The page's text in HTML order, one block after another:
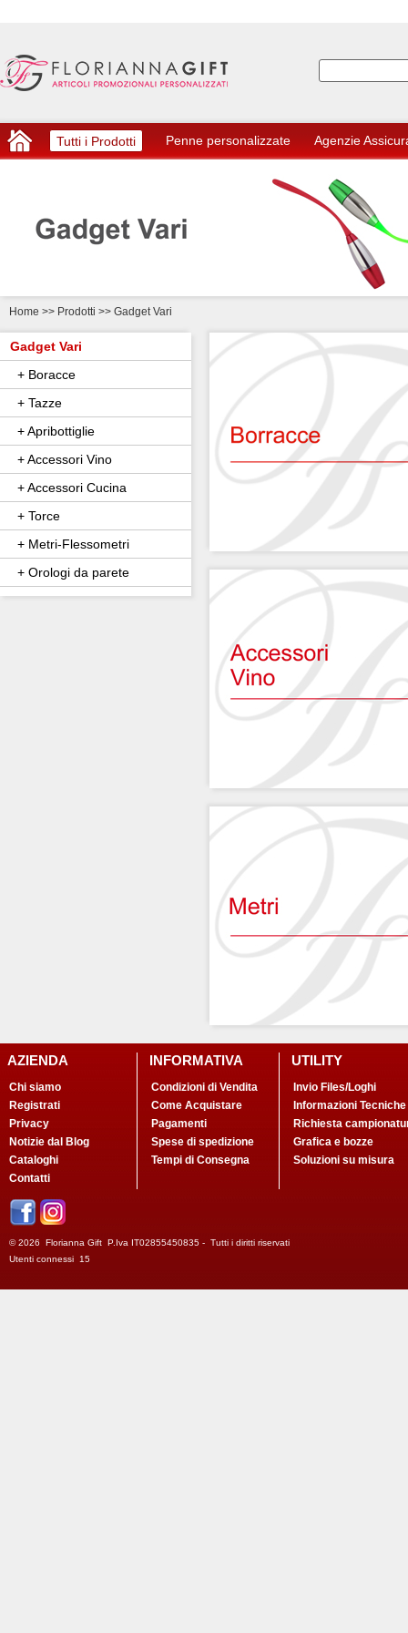
Tutti i Prodotti Penne personalizzate Agenzie
Home >> Prodotti >> Gadget Vari
Gadget Vari
+ Boracce
+ Tazze
+ Apribottiglie
+ Accessori Vino
+ Accessori Cucina
+ Torce
+ Metri-Flessometri
+ Orologi da parete
AZIENDA
Chi siamo
Registrati
Privacy
Notizie dal Blog
Cataloghi
Contatti
INFORMATIVA
Condizioni di Vendita
Come Acquistare
Pagamenti
Spese di spedizione
Tempi di Consegna
UTILITY
Invio Files/Loghi
Informazioni Tecniche
Richiesta
Grafica e bozze
Soluzioni su misura
© 2026 Florianna Gift P.Iva IT02855450835 - Tutti i diritti riservati
Utenti connessi 15